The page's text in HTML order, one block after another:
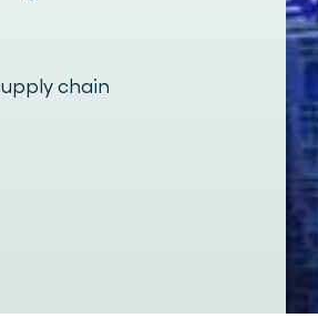
chain